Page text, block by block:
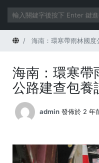
首頁 海南：環寒帶雨林國度公園游玩公路建查包養設有序推
海南：環寒帶
公路建查包養
admin 發佈於 2 年